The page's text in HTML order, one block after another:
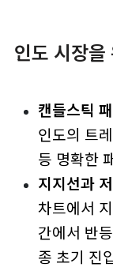
인도 시장을
캔들스틱
인도의 트
등 명확한
지지선과
차트에서
간에서 반
종 초기 진